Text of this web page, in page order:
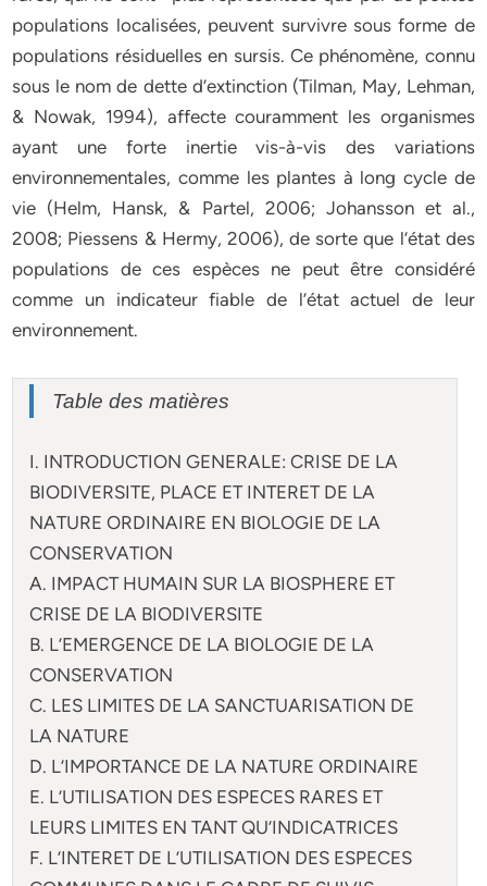
populations localisées, peuvent survivre sous forme de
populations résiduelles en sursis. Ce phénomène, connu
sous le nom de dette d’extinction (Tilman, May, Lehman,
& Nowak, 1994), affecte couramment les organismes
ayant une forte inertie vis-à-vis des variations
environnementales, comme les plantes à long cycle de
vie (Helm, Hansk, & Partel, 2006; Johansson et al.,
2008; Piessens & Hermy, 2006), de sorte que l’état des
populations de ces espèces ne peut être considéré
comme un indicateur fiable de l’état actuel de leur
environnement.
Table des matières
I. INTRODUCTION GENERALE: CRISE DE LA
BIODIVERSITE, PLACE ET INTERET DE LA
NATURE ORDINAIRE EN BIOLOGIE DE LA
CONSERVATION
A. IMPACT HUMAIN SUR LA BIOSPHERE ET
CRISE DE LA BIODIVERSITE
B. L’EMERGENCE DE LA BIOLOGIE DE LA
CONSERVATION
C. LES LIMITES DE LA SANCTUARISATION DE
LA NATURE
D. L’IMPORTANCE DE LA NATURE ORDINAIRE
E. L’UTILISATION DES ESPECES RARES ET
LEURS LIMITES EN TANT QU’INDICATRICES
F. L’INTERET DE L’UTILISATION DES ESPECES